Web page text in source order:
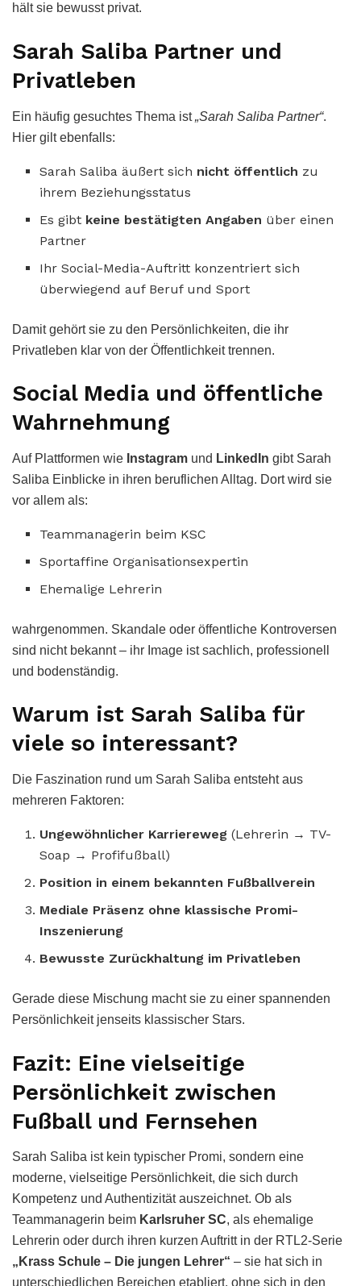
hält sie bewusst privat.
Sarah Saliba Partner und
Privatleben
Ein häufig gesuchtes Thema ist„Sarah Saliba Partner“.
Hier gilt ebenfalls:
Sarah Saliba äußert sich nicht öffentlich zu
ihrem Beziehungsstatus
Es gibt keine bestätigten Angaben über einen
Partner
Ihr Social-Media-Auftritt konzentriert sich
überwiegend auf Beruf und Sport
Damit gehört sie zu den Persönlichkeiten, die ihr
Privatleben klar von der Öffentlichkeit trennen.
Social Media und öffentliche
Wahrnehmung
Auf Plattformen wie Instagram und LinkedIn gibt Sarah
Saliba Einblicke in ihren beruflichen Alltag. Dort wird sie
vor allem als:
Teammanagerin beim KSC
Sportaffine Organisationsexpertin
Ehemalige Lehrerin
wahrgenommen. Skandale oder öffentliche Kontroversen
sind nicht bekannt – ihr Image ist sachlich, professionell
und bodenständig.
Warum ist Sarah Saliba für
viele so interessant?
Die Faszination rund um Sarah Saliba entsteht aus
mehreren Faktoren:
Ungewöhnlicher Karriereweg (Lehrerin → TV-
Soap → Profifußball)
Position in einem bekannten Fußballverein
Mediale Präsenz ohne klassische Promi-
Inszenierung
Bewusste Zurückhaltung im Privatleben
Gerade diese Mischung macht sie zu einer spannenden
Persönlichkeit jenseits klassischer Stars.
Fazit: Eine vielseitige
Persönlichkeit zwischen
Fußball und Fernsehen
Sarah Saliba ist kein typischer Promi, sondern eine
moderne, vielseitige Persönlichkeit, die sich durch
Kompetenz und Authentizität auszeichnet. Ob als
Teammanagerin beim Karlsruher SC, als ehemalige
Lehrerin oder durch ihren kurzen Auftritt in der RTL2-Serie
„Krass Schule – Die jungen Lehrer“ – sie hat sich in
unterschiedlichen Bereichen etabliert, ohne sich in den